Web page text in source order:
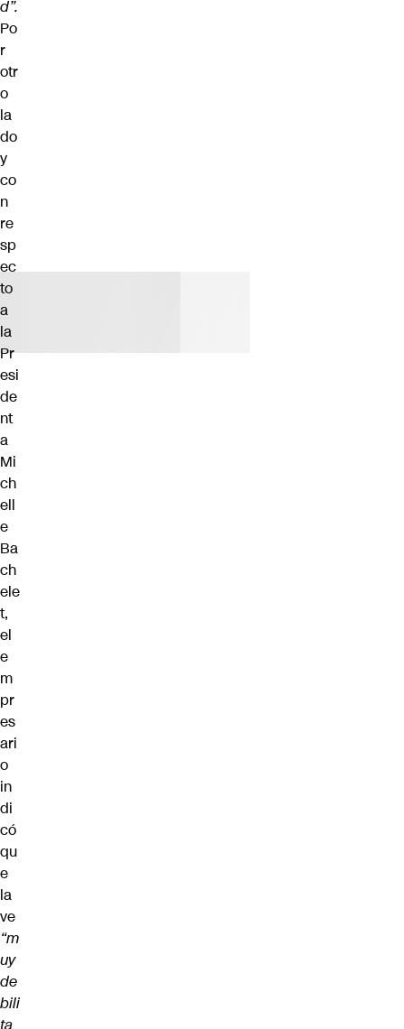
d”.
Po
r
otr
o
la
do
y
co
n
re
sp
ec
to
a
la
Pr
esi
de
nt
a
Mi
ch
ell
e
Ba
ch
ele
t,
el
e
m
pr
es
ari
o
in
di
có
qu
e
la
ve
“m
uy
de
bili
ta